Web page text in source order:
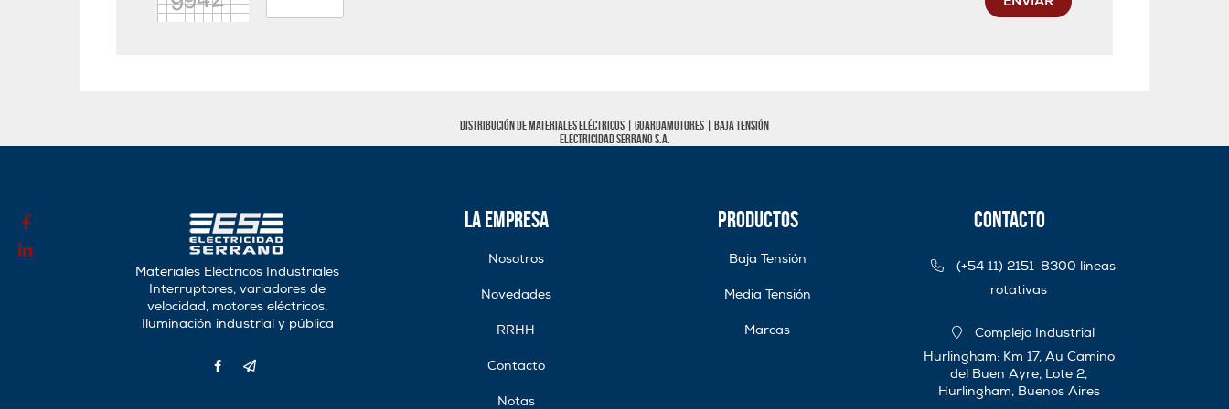
Distribución de materiales eléctricos | Guardamotores | Baja tensión
Electricidad Serrano S.A.
Materiales Eléctricos Industriales
Interruptores, variadores de
velocidad, motores eléctricos,
Iluminación industrial y pública
La Empresa
Nosotros
Novedades
RRHH
Contacto
Notas
Productos
Baja Tensión
Media Tensión
Marcas
Contacto
(+54 11) 2151-8300 líneas
rotativas
Complejo Industrial
Hurlingham: Km 17, Au Camino
del Buen Ayre, Lote 2,
Hurlingham, Buenos Aires